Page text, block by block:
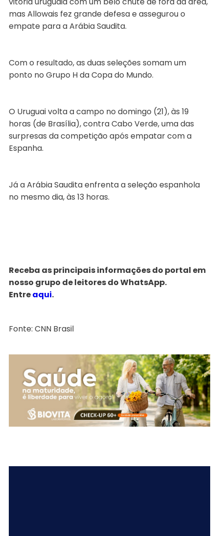
mas Allowais fez grande defesa e assegurou o
empate para a Arábia Saudita.
Com o resultado, as duas seleções somam um
ponto no Grupo H da Copa do Mundo.
O Uruguai volta a campo no domingo (21), às 19
horas (de Brasília), contra Cabo Verde, uma das
surpresas da competição após empatar com a
Espanha.
Já a Arábia Saudita enfrenta a seleção espanhola
no mesmo dia, às 13 horas.
Receba as principais informações do portal em
nosso grupo de leitores do WhatsApp.
Entreaqui.
Fonte: CNN Brasil